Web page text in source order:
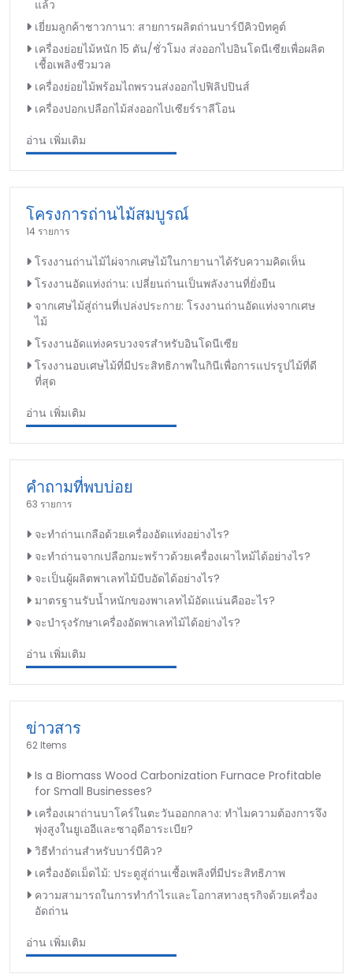
แล้ว
เยี่ยมลูกค้าชาวกานา: สายการผลิตถ่านบาร์บีคิวบิทคูต์
เครื่องย่อยไม้หนัก 15 ตัน/ชั่วโมง ส่งออกไปอินโดนีเซียเพื่อผลิต
เชื้อเพลิงชีวมวล
เครื่องย่อยไม้พร้อมไถพรวนส่งออกไปฟิลิปปินส์
เครื่องปอกเปลือกไม้ส่งออกไปเซียร์ราลีโอน
อ่าน เพิ่มเติม
โครงการถ่านไม้สมบูรณ์
14 รายการ
โรงงานถ่านไม้ไผ่จากเศษไม้ในกายานาได้รับความคิดเห็น
โรงงานอัดแท่งถ่าน: เปลี่ยนถ่านเป็นพลังงานที่ยั่งยืน
จากเศษไม้สู่ถ่านที่เปล่งประกาย: โรงงานถ่านอัดแท่งจากเศษ
ไม้
โรงงานอัดแท่งครบวงจรสำหรับอินโดนีเซีย
โรงงานอบเศษไม้ที่มีประสิทธิภาพในกินีเพื่อการแปรรูปไม้ที่ดี
ที่สุด
อ่าน เพิ่มเติม
คำถามที่พบบ่อย
63 รายการ
จะทำถ่านเกลือด้วยเครื่องอัดแท่งอย่างไร?
จะทำถ่านจากเปลือกมะพร้าวด้วยเครื่องเผาไหม้ได้อย่างไร?
จะเป็นผู้ผลิตพาเลทไม้บีบอัดได้อย่างไร?
มาตรฐานรับน้ำหนักของพาเลทไม้อัดแน่นคืออะไร?
จะบำรุงรักษาเครื่องอัดพาเลทไม้ได้อย่างไร?
อ่าน เพิ่มเติม
ข่าวสาร
62 Items
Is a Biomass Wood Carbonization Furnace Profitable
for Small Businesses?
เครื่องเผาถ่านบาโคร์ในตะวันออกกลาง: ทำไมความต้องการจึง
พุ่งสูงในยูเออีและซาอุดีอาระเบีย?
วิธีทำถ่านสำหรับบาร์บีคิว?
เครื่องอัดเม็ดไม้: ประตูสู่ถ่านเชื้อเพลิงที่มีประสิทธิภาพ
ความสามารถในการทำกำไรและโอกาสทางธุรกิจด้วยเครื่อง
อัดถ่าน
อ่าน เพิ่มเติม